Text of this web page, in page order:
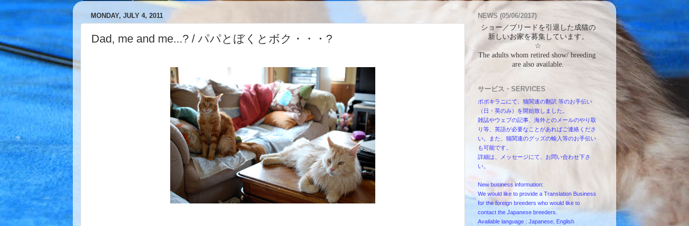
MONDAY, JULY 4, 2011
Dad, me and me...? / パパとぼくとボク・・・?
NEWS (05/06/2017)
ショー／ブリードを引退した成猫の
新しいお家を募集しています。
☆
The adults whom retired show/ breeding
are also available.
サービス・SERVICES
ポポキラニにて、猫関連の翻訳 等のお手伝い
（日・英のみ）を開始致しました。
雑誌やウェブの記事、海外とのメールのやり取
り等、英語が必要なことがあればご連絡くださ
い。また、猫関連のグッズの輸入等のお手伝い
も可能です。
詳細は、メッセージにて、お問い合わせ下さ
い。
New business information:
We would like to provide a Translation Business
for the foreign breeders who would like to
contact the Japanese breeders.
Available language : Japanese, English